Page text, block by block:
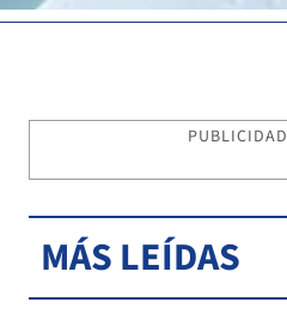
PUBLICIDAD
MÁS LEÍDAS